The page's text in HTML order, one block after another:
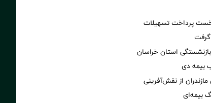
پرداخت تسهیلات
گرفت
استان خراسان
بیمه دی
از نقش‌آفرینی
بیمه‌ای